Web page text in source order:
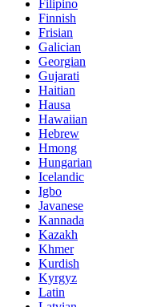
Filipino
Finnish
Frisian
Galician
Georgian
Gujarati
Haitian
Hausa
Hawaiian
Hebrew
Hmong
Hungarian
Icelandic
Igbo
Javanese
Kannada
Kazakh
Khmer
Kurdish
Kyrgyz
Latin